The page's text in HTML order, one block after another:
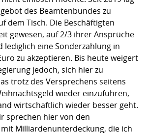
des Beamtenbundes zu
dem Tisch. Die Beschäftigten
gewesen, auf 2/3 ihrer Ansprüche
lediglich eine Sonderzahlung in
zu akzeptieren. Bis heute weigert
jedoch, sich hier zu
trotz des Versprechens seitens
wieder einzuführen,
wirtschaftlich wieder besser geht.
sprechen hier von den
Milliardenunterdeckung, die ich